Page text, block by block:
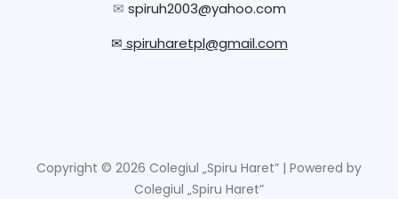
✉ spiruh2003@yahoo.com
✉ spiruharetpl@gmail.com
Copyright © 2026 Colegiul „Spiru Haret” | Powered by
Colegiul „Spiru Haret”